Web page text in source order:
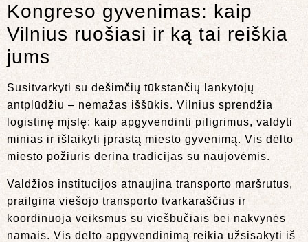
Kongreso gyvenimas: kaip
Vilnius ruošiasi ir ką tai reiškia
jums
Susitvarkyti su dešimčių tūkstančių lankytojų
antplūdžiu – nemažas iššūkis. Vilnius sprendžia
logistinę mįslę: kaip apgyvendinti piligrimus, valdyti
minias ir išlaikyti įprastą miesto gyvenimą. Vis dėlto
miesto požiūris derina tradicijas su naujovėmis.
Valdžios institucijos atnaujina transporto maršrutus,
prailgina viešojo transporto tvarkaraščius ir
koordinuoja veiksmus su viešbučiais bei nakvynės
namais. Vis dėlto apgyvendinimą reikia užsisakyti iš